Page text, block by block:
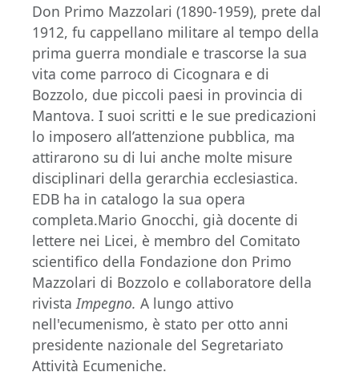
Don Primo Mazzolari (1890-1959), prete dal
1912, fu cappellano militare al tempo della
prima guerra mondiale e trascorse la sua
vita come parroco di Cicognara e di
Bozzolo, due piccoli paesi in provincia di
Mantova. I suoi scritti e le sue predicazioni
lo imposero all’attenzione pubblica, ma
attirarono su di lui anche molte misure
disciplinari della gerarchia ecclesiastica.
EDB ha in catalogo la sua opera
completa.Mario Gnocchi, già docente di
lettere nei Licei, è membro del Comitato
scientifico della Fondazione don Primo
Mazzolari di Bozzolo e collaboratore della
rivista Impegno. A lungo attivo
nell'ecumenismo, è stato per otto anni
presidente nazionale del Segretariato
Attività Ecumeniche.